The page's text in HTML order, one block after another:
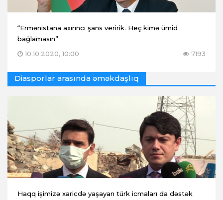
“Ermənistana axırıncı şans veririk. Heç kimə ümid
bağlamasın”
10.10.2020, 10:00
7193
Diasporlar arasında əməkdaşlıq
Haqq işimizə xaricdə yaşayan türk icmaları da dəstək